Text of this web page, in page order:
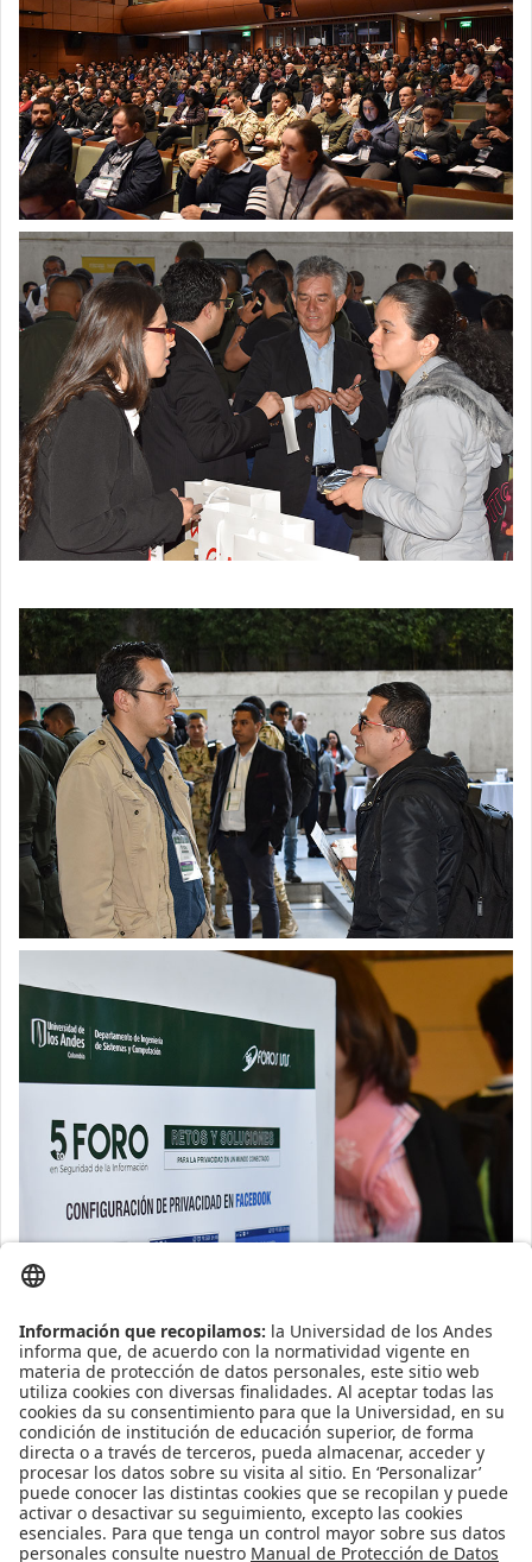
Presentaciones
1. Herramientas privacidad dispositivos móviles 5FORO - AVIRA -
Javier Fonseca
Presentación
2. La privacidad en el contexto nacional - Maria Claudia Caviedes
Presentación